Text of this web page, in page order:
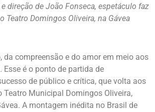
direção de João Fonseca, espetáculo faz
Teatro Domingos Oliveira, na Gávea
da compreensão e do amor em meio aos
Esse é o ponto de partida de
de público e crítica, que volta aos
Teatro Municipal Domingos Oliveira,
A montagem inédita no Brasil de